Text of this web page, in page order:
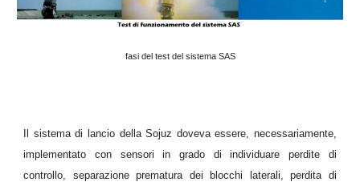
fasi del test del sistema SAS
Il sistema di lancio della Sojuz doveva essere, necessariamente,
implementato con sensori in grado di individuare perdite di
controllo, separazione prematura dei blocchi laterali, perdita di